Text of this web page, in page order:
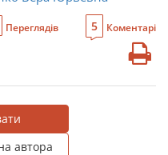
Переглядів 5 Коментарі
автора